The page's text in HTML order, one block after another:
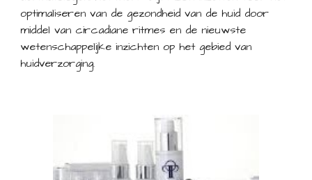
optimaliseren van de gezondheid van de huid door
middel van circadiane ritmes en de nieuwste
wetenschappelijke inzichten op het gebied van
huidverzorging.